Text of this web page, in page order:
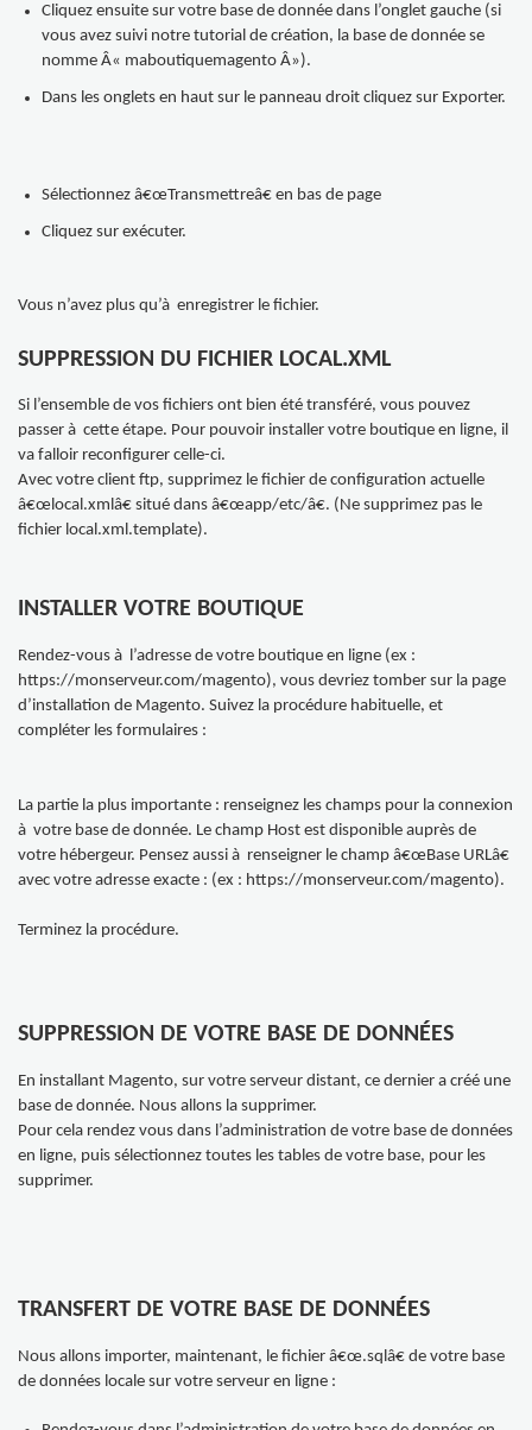
Cliquez ensuite sur votre base de donnée dans l’onglet gauche (si
vous avez suivi notre tutorial de création, la base de donnée se
nomme Â« maboutiquemagento Â»).
Dans les onglets en haut sur le panneau droit cliquez sur Exporter.
Sélectionnez â€œTransmettreâ€ en bas de page
Cliquez sur exécuter.
Vous n’avez plus qu’à enregistrer le fichier.
SUPPRESSION DU FICHIER LOCAL.XML
Si l’ensemble de vos fichiers ont bien été transféré, vous pouvez
passer à cette étape. Pour pouvoir installer votre boutique en ligne, il
va falloir reconfigurer celle-ci.
Avec votre client ftp, supprimez le fichier de configuration actuelle
â€œlocal.xmlâ€ situé dans â€œapp/etc/â€. (Ne supprimez pas le
fichier local.xml.template).
INSTALLER VOTRE BOUTIQUE
Rendez-vous à l’adresse de votre boutique en ligne (ex :
https://monserveur.com/magento), vous devriez tomber sur la page
d’installation de Magento. Suivez la procédure habituelle, et
compléter les formulaires :
La partie la plus importante : renseignez les champs pour la connexion
à votre base de donnée. Le champ Host est disponible auprès de
votre hébergeur. Pensez aussi à renseigner le champ â€œBase URLâ€
avec votre adresse exacte : (ex : https://monserveur.com/magento).
Terminez la procédure.
SUPPRESSION DE VOTRE BASE DE DONNÉES
En installant Magento, sur votre serveur distant, ce dernier a créé une
base de donnée. Nous allons la supprimer.
Pour cela rendez vous dans l’administration de votre base de données
en ligne, puis sélectionnez toutes les tables de votre base, pour les
supprimer.
TRANSFERT DE VOTRE BASE DE DONNÉES
Nous allons importer, maintenant, le fichier â€œ.sqlâ€ de votre base
de données locale sur votre serveur en ligne :